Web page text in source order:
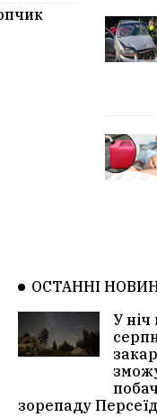
ОСТАННІ
У ніч
зорепаду